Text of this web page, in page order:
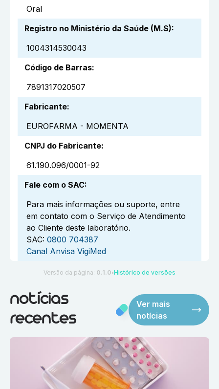
Oral
Registro no Ministério da Saúde (M.S):
1004314530043
Código de Barras:
7891317020507
Fabricante:
EUROFARMA - MOMENTA
CNPJ do Fabricante:
61.190.096/0001-92
Fale com o SAC:
Para mais informações ou suporte, entre
em contato com o Serviço de Atendimento
ao Cliente deste laboratório.
SAC: 0800 704387
Canal Anvisa VigiMed
Versão da página: 0.1.0 ●Histórico de versões
notícias
recentes
Ver mais
notícias